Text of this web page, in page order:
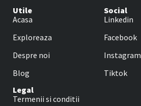
Utile
Acasa
Exploreaza
Despre noi
Blog
Social
Linkedin
Facebook
Instagram
Tiktok
Legal
Termenii si conditii